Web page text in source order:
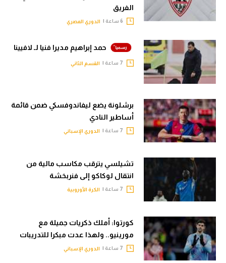
الفريق
الدوري المصري
حمد إبراهيم مديرا فنيا لـ لافيينا
القسم الثاني
برشلونة يضع ليفاندوفسكي ضمن قائمة
أساطير النادي
الدوري الإسباني
تشيلسي يترقب مكاسب مالية من
انتقال لوكاكو إلى فنربخشة
الكرة الأوروبية
كورتوا: أملك ذكريات جميلة مع
مورينيو.. ولهذا عدت مبكرا للتدريبات
الدوري الإسباني